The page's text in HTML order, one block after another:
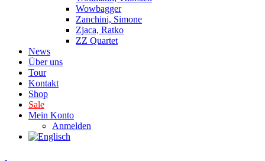
Wowbagger
Zanchini, Simone
Zjaca, Ratko
ZZ Quartet
News
Über uns
Tour
Kontakt
Shop
Sale
Mein Konto
Anmelden